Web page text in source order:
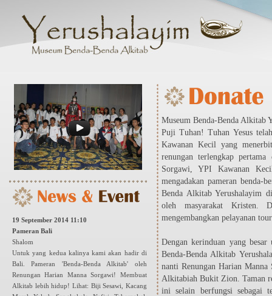
19 September 2014 11:10
Pameran Bali
Shalom
Untuk yang kedua kalinya kami akan hadir di
Bali. Pameran 'Benda-Benda Alkitab' oleh
Renungan Harian Manna Sorgawi! Membuat
Alkitab lebih hidup! Lihat: Biji Sesawi, Kacang
Museum Benda-Benda Alkitab
Puji Tuhan! Tuhan Yesus
Kawanan Kecil yang
renungan terlengkap
Sorgawi, YPI Kawanan
mengadakan pameran benda-
Benda Alkitab Yerushalayim
oleh masyarakat
mengembangkan pelayanan
Dengan kerinduan yang besar
Benda-Benda Alkitab
nanti Renungan Harian Manna
Alkitabiah Bukit Zion. Taman
ini selain berfungsi sebagai